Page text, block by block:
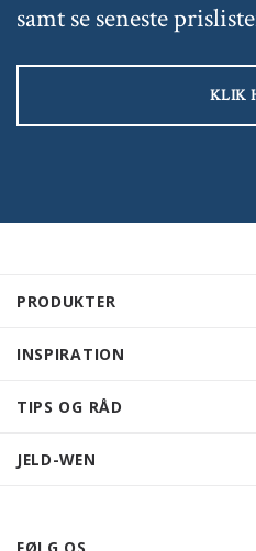
PRODUKTER
INSPIRATION
TIPS OG RÅD
JELD-WEN
samt se seneste
KLIK